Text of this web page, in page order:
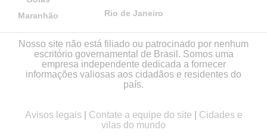
Maranhão
Rio de Janeiro
Nosso site não está filiado ou patrocinado por nenhum
escritório governamental de Brasil. Somos uma
empresa independente dedicada a fornecer
informações valiosas aos cidadãos e residentes do
país.
Avisos legais Contate a equipe do site
Cidades e
vilas do mundo